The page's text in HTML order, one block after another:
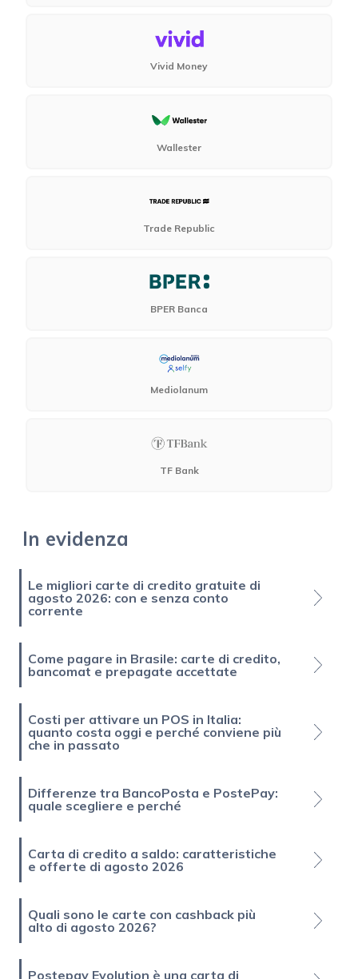
Vivid Money
Wallester
Trade Republic
BPER Banca
Mediolanum
TF Bank
In evidenza
Le migliori carte di credito gratuite di
agosto 2026: con e senza conto
corrente
Come pagare in Brasile: carte di credito,
bancomat e prepagate accettate
Costi per attivare un POS in Italia:
quanto costa oggi e perché conviene più
che in passato
Differenze tra BancoPosta e PostePay:
quale scegliere e perché
Carta di credito a saldo: caratteristiche
e offerte di agosto 2026
Quali sono le carte con cashback più
alto di agosto 2026?
Postepay Evolution è una carta di